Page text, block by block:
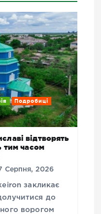
Подробиці
відтворять
тим часом
Серпня, 2026
закликає
до
ворогом